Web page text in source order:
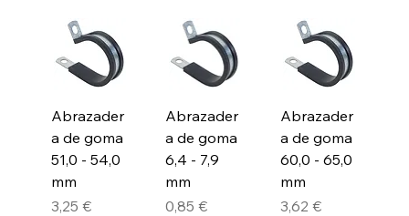
Abrazader
a de goma
51,0 - 54,0
mm
Precio
3,25 €
Abrazader
a de goma
6,4 - 7,9
mm
Precio
0,85 €
Abrazader
a de goma
60,0 - 65,0
mm
Precio
3,62 €